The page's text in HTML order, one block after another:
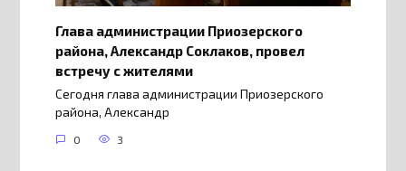
Глава администрации Приозерского
района, Александр Соклаков, провел
встречу с жителями
Сегодня глава администрации Приозерского
района, Александр
0 3